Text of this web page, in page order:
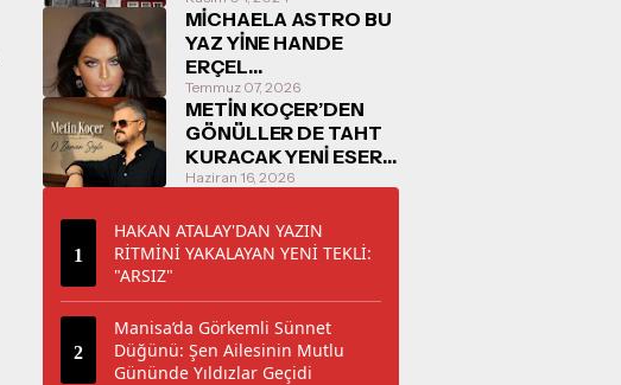
MİCHAELA ASTRO BU
YAZ YİNE HANDE
ERÇEL
KONUŞULACAK
Temmuz 07, 2026
METİN KOÇER’DEN
GÖNÜLLER DE TAHT
KURACAK YENİ ESER:
“O ZAMAN SÖYLE”
TARİHİNDE
DİNLEYİCİYLE
Haziran 16, 2026
HAKAN ATALAY'DAN YAZIN
RİTMİNİ YAKALAYAN YENİ TEKLİ:
"ARSIZ"
Manisa’da Görkemli Sünnet
Düğünü: Şen Ailesinin Mutlu
Gününde Yıldızlar Geçidi